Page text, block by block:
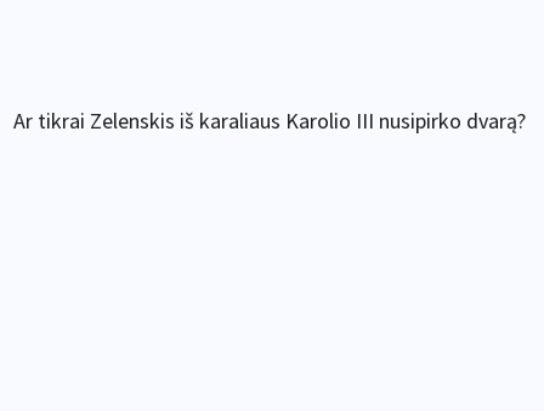
Ar tikrai Zelenskis iš karaliaus Karolio III nusipirko dvarą?